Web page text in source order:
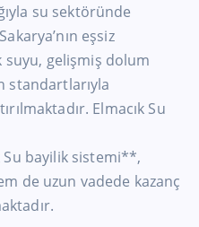
su sektöründe
eşsiz
suyu, gelişmiş dolum
standartlarıyla
Elmacık Su
Su bayilik sistemi**,
de uzun vadede kazanç